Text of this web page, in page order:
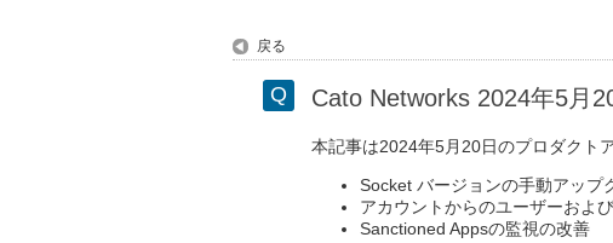
戻る
Cato Networks 2024年5月
本記事は2024年5月20日のプロダクト
Socket バージョンの手動アップ
アカウントからのユーザーおよ
Sanctioned Appsの監視の改善